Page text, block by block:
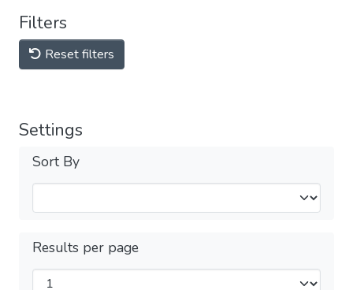
Filters
Reset filters
Settings
Sort By
Results per page